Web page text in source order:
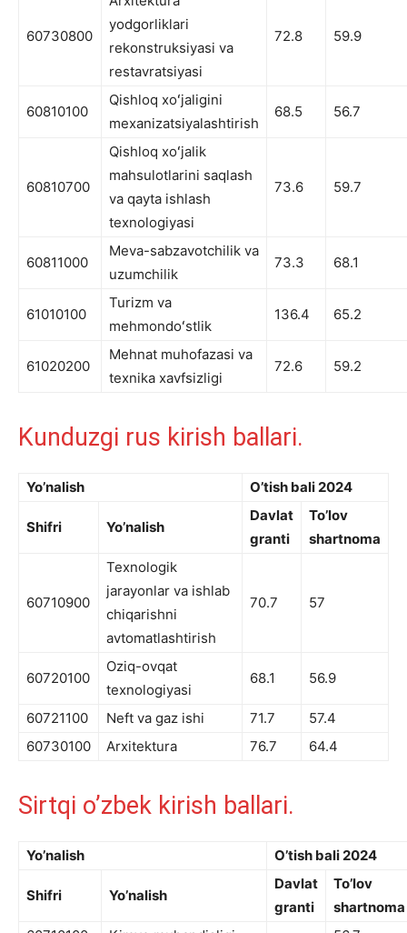
60730800
yodgorliklari
rekonstruksiyasi va
restavratsiyasi
72.8 59.9
60810100
Qishloq xoʻjaligini
mexanizatsiyalashtirish
68.5 56.7
60810700
Qishloq xoʻjalik
mahsulotlarini saqlash
va qayta ishlash
texnologiyasi
73.6 59.7
60811000
Meva-sabzavotchilik va
uzumchilik
73.3 68.1
61010100
Turizm va
mehmondoʻstlik
136.4 65.2
61020200
Mehnat muhofazasi va
texnika xavfsizligi
72.6 59.2
Kunduzgi rus kirish ballari.
Yo’nalish O’tish bali 2024
Shifri Yo’nalish
Davlat
granti
To’lov
shartnoma
60710900
Texnologik
jarayonlar va ishlab
chiqarishni
avtomatlashtirish
70.7 57
60720100
Oziq-ovqat
texnologiyasi
68.1 56.9
60721100 Neft va gaz ishi 71.7
57.4
60730100
Arxitektura 76.7 64.4
Sirtqi o’zbek kirish ballari.
Yo’nalish O’tish bali 2024
Shifri Yo’nalish
Davlat
granti
To’lov
shartnoma